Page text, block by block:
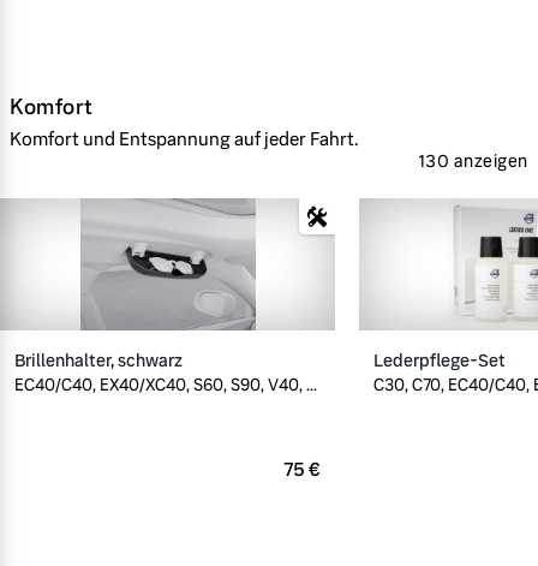
Komfort
Komfort und Entspannung auf jeder Fahrt.
130 anzeigen
Brillenhalter, schwarz
EC40/C40, EX40/XC40, S60, S90, V40, ...
75 €
Lederpflege-Set
C30, C70, EC40/C40,